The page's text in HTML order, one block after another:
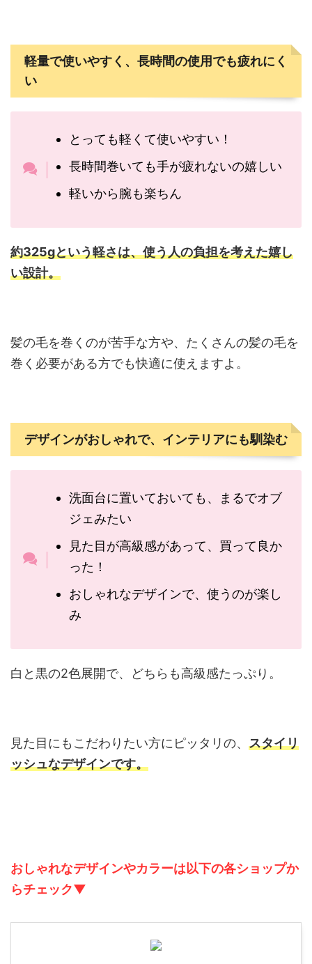
軽量で使いやすく、長時間の使用でも疲れにく
い
とっても軽くて使いやすい！
長時間巻いても手が疲れないの嬉しい
軽いから腕も楽ちん
約325gという軽さは、使う人の負担を考えた嬉し
い設計。
髪の毛を巻くのが苦手な方や、たくさんの髪の毛を
巻く必要がある方でも快適に使えますよ。
デザインがおしゃれで、インテリアにも馴染む
洗面台に置いておいても、まるでオブ
ジェみたい
見た目が高級感があって、買って良か
った！
おしゃれなデザインで、使うのが楽し
み
白と黒の2色展開で、どちらも高級感たっぷり。
見た目にもこだわりたい方にピッタリの、 スタイリ
ッシュなデザインです。
おしゃれなデザインやカラーは以下の各ショップか
らチェック▼